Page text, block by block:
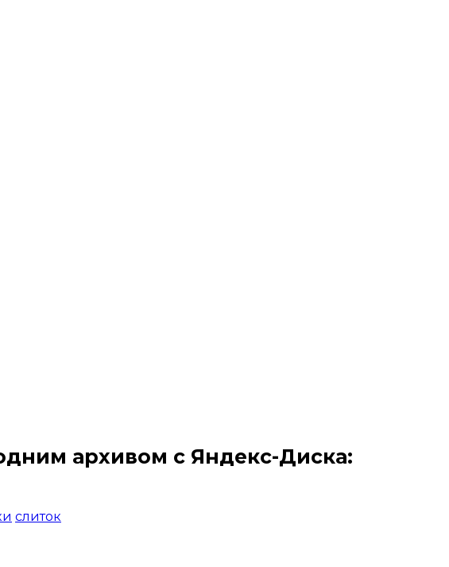
архивом с Яндекс-Диска:
слиток